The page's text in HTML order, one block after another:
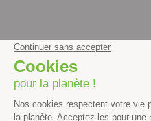
Contenus et